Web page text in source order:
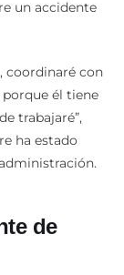
porque él tiene
trabajaré”,
ha estado
y otras